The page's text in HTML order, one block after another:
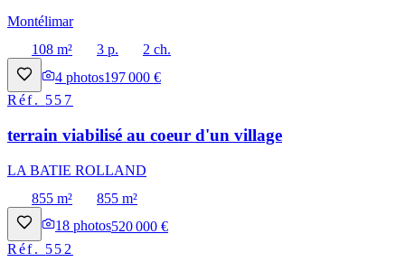
Montélimar
108 m²
3 p.
2 ch.
4 photos197 000 €
Réf. 557
terrain viabilisé au coeur d'un village
LA BATIE ROLLAND
855 m²
855 m²
18 photos520 000 €
Réf. 552